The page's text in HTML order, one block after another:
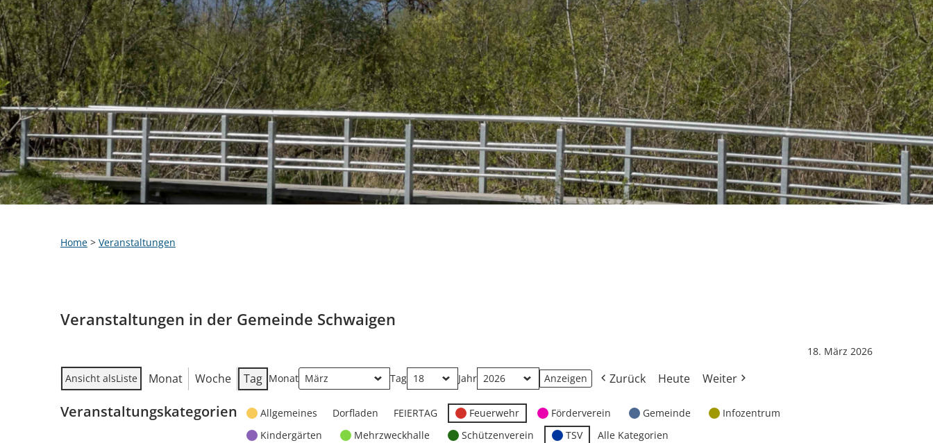
Home > Veranstaltungen
Veranstaltungen in der Gemeinde Schwaigen
18. März 2026
Ansicht alsListe Monat Woche Tag Monat Tag Jahr Zurück Heute Weiter
Veranstaltungskategorien Allgemeines Dorfladen FEIERTAG Feuerwehr Förderverein Gemeinde
Infozentrum
Kindergärten
Mehrzweckhalle Schützenverein TSV
Alle Kategorien